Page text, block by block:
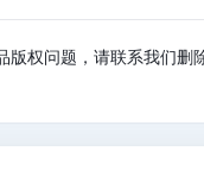
权问题，请联系我们删